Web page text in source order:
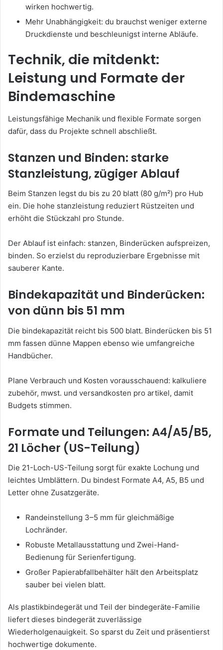
wirken hochwertig.
Mehr Unabhängigkeit: du brauchst weniger externe
Druckdienste und beschleunigst interne Abläufe.
Technik, die mitdenkt:
Leistung und Formate der
Bindemaschine
Leistungsfähige Mechanik und flexible Formate sorgen
dafür, dass du Projekte schnell abschließt.
Stanzen und Binden: starke
Stanzleistung, zügiger Ablauf
Beim Stanzen legst du bis zu 20 blatt (80 g/m²) pro Hub
ein. Die hohe stanzleistung reduziert Rüstzeiten und
erhöht die Stückzahl pro Stunde.
Der Ablauf ist einfach: stanzen, Binderücken aufspreizen,
binden. So erzielst du reproduzierbare Ergebnisse mit
sauberer Kante.
Bindekapazität und Binderücken:
von dünn bis 51 mm
Die bindekapazität reicht bis 500 blatt. Binderücken bis 51
mm fassen dünne Mappen ebenso wie umfangreiche
Handbücher.
Plane Verbrauch und Kosten vorausschauend: kalkuliere
zubehör, mwst. und versandkosten pro artikel, damit
Budgets stimmen.
Formate und Teilungen: A4/A5/B5,
21 Löcher (US-Teilung)
Die 21-Loch-US-Teilung sorgt für exakte Lochung und
leichtes Umblättern. Du bindest Formate A4, A5, B5 und
Letter ohne Zusatzgeräte.
Randeinstellung 3–5 mm für gleichmäßige
Lochränder.
Robuste Metallausstattung und Zwei-Hand-
Bedienung für Serienfertigung.
Großer Papierabfallbehälter hält den Arbeitsplatz
sauber bei vielen blatt.
Als plastikbindegerät und Teil der bindegeräte-Familie
liefert dieses bindegerät zuverlässige
Wiederholgenauigkeit. So sparst du Zeit und präsentierst
hochwertige dokumente.